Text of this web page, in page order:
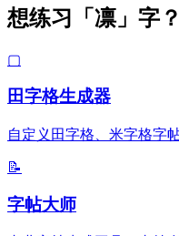
想练习「凛」字
▢
田字格生成器
自定义田字格、米字格字
📝
字帖大师